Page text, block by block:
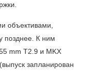
объективами,
позднее. К ним
mm T2.9 и MKX
запланирован